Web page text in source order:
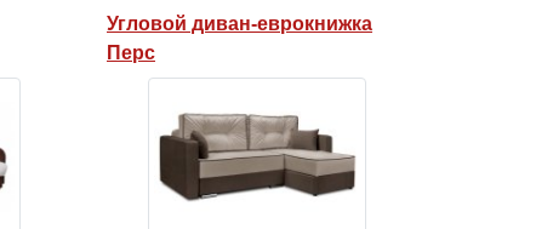
Угловой диван-еврокнижка
Перс